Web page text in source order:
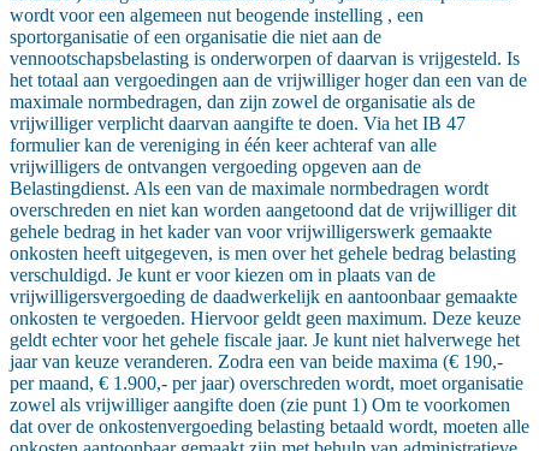
wordt voor een algemeen nut beogende instelling , een
sportorganisatie of een organisatie die niet aan de
vennootschapsbelasting is onderworpen of daarvan is vrijgesteld. Is
het totaal aan vergoedingen aan de vrijwilliger hoger dan een van de
maximale normbedragen, dan zijn zowel de organisatie als de
vrijwilliger verplicht daarvan aangifte te doen. Via het IB 47
formulier kan de vereniging in één keer achteraf van alle
vrijwilligers de ontvangen vergoeding opgeven aan de
Belastingdienst. Als een van de maximale normbedragen wordt
overschreden en niet kan worden aangetoond dat de vrijwilliger dit
gehele bedrag in het kader van voor vrijwilligerswerk gemaakte
onkosten heeft uitgegeven, is men over het gehele bedrag belasting
verschuldigd. Je kunt er voor kiezen om in plaats van de
vrijwilligersvergoeding de daadwerkelijk en aantoonbaar gemaakte
onkosten te vergoeden. Hiervoor geldt geen maximum. Deze keuze
geldt echter voor het gehele fiscale jaar. Je kunt niet halverwege het
jaar van keuze veranderen. Zodra een van beide maxima (€ 190,-
per maand, € 1.900,- per jaar) overschreden wordt, moet organisatie
zowel als vrijwilliger aangifte doen (zie punt 1) Om te voorkomen
dat over de onkostenvergoeding belasting betaald wordt, moeten alle